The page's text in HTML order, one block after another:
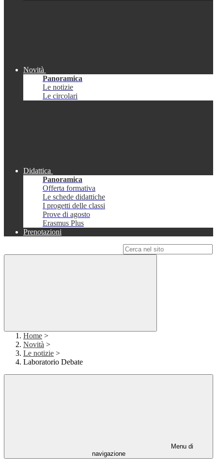
Novità
Panoramica
Le notizie
Le circolari
Didattica
Panoramica
Offerta formativa
Le schede didattiche
I progetti delle classi
Prove di agosto
Erasmus Plus
Prenotazioni
Home >
Novità >
Le notizie >
Laboratorio Debate
Menu di
navigazione